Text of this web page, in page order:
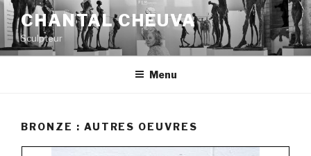
Aller
au
contenu
principal
CHANTAL CHEUVA
Sculpteur
Menu
BRONZE : AUTRES OEUVRES